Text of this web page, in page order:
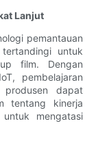
Lanjut
pemantauan
untuk
film. Dengan
pembelajaran
dapat
tentang kinerja
mengatasi